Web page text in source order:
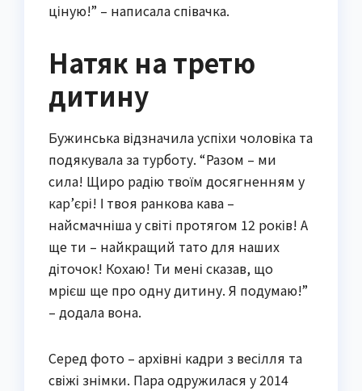
ціную!” – написала співачка.
Натяк на третю
дитину
Бужинська відзначила успіхи чоловіка та
подякувала за турботу. “Разом – ми
сила! Щиро радію твоїм досягненням у
кар’єрі! І твоя ранкова кава –
найсмачніша у світі протягом 12 років! А
ще ти – найкращий тато для наших
діточок! Кохаю! Ти мені сказав, що
мрієш ще про одну дитину. Я подумаю!”
– додала вона.
Серед фото – архівні кадри з весілля та
свіжі знімки. Пара одружилася у 2014